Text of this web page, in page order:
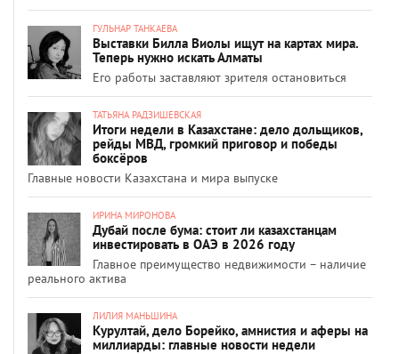
ГУЛЬНАР ТАНКАЕВА
Выставки Билла Виолы ищут на картах мира.
Теперь нужно искать Алматы
Его работы заставляют зрителя остановиться
ТАТЬЯНА РАДЗИШЕВСКАЯ
Итоги недели в Казахстане: дело дольщиков,
рейды МВД, громкий приговор и победы
боксёров
Главные новости Казахстана и мира выпуске
ИРИНА МИРОНОВА
Дубай после бума: стоит ли казахстанцам
инвестировать в ОАЭ в 2026 году
Главное преимущество недвижимости – наличие
реального актива
ЛИЛИЯ МАНЬШИНА
Курултай, дело Борейко, амнистия и аферы на
миллиарды: главные новости недели